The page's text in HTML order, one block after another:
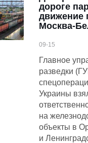
дороге
движение
Москва-
09-15
Главное
разведки
Украины
на
объекты в
и